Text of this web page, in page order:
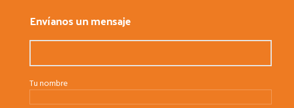
Envíanos un mensaje
Tu nombre